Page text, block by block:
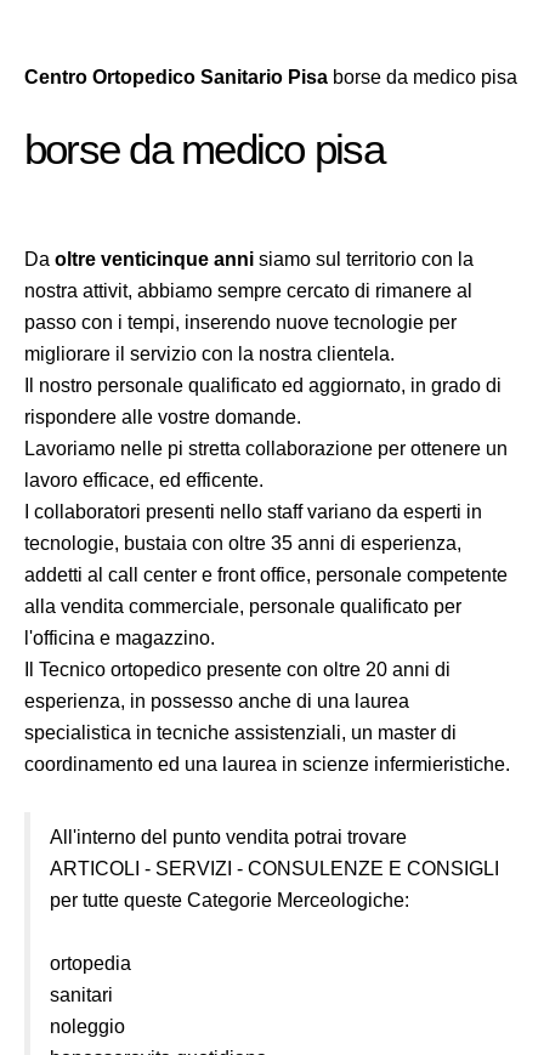
Centro Ortopedico Sanitario Pisa borse da medico pisa
borse da medico pisa
Da oltre venticinque anni siamo sul territorio con la
nostra attivit, abbiamo sempre cercato di rimanere al
passo con i tempi, inserendo nuove tecnologie per
migliorare il servizio con la nostra clientela.
Il nostro personale qualificato ed aggiornato, in grado di
rispondere alle vostre domande.
Lavoriamo nelle pi stretta collaborazione per ottenere un
lavoro efficace, ed efficente.
I collaboratori presenti nello staff variano da esperti in
tecnologie, bustaia con oltre 35 anni di esperienza,
addetti al call center e front office, personale competente
alla vendita commerciale, personale qualificato per
l'officina e magazzino.
Il Tecnico ortopedico presente con oltre 20 anni di
esperienza, in possesso anche di una laurea
specialistica in tecniche assistenziali, un master di
coordinamento ed una laurea in scienze infermieristiche.
All'interno del punto vendita potrai trovare
ARTICOLI - SERVIZI - CONSULENZE E CONSIGLI
per tutte queste Categorie Merceologiche:
ortopedia
sanitari
noleggio